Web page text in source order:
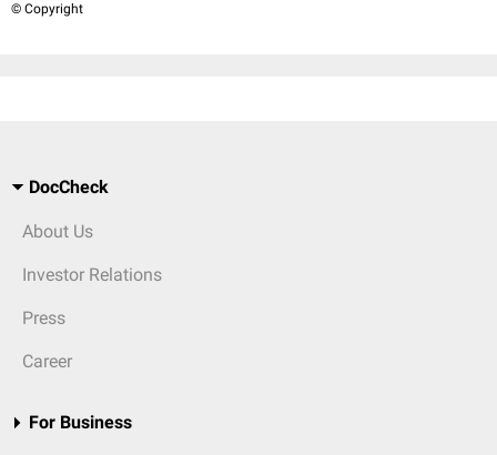
© Copyright
DocCheck
About Us
Investor Relations
Press
Career
For Business